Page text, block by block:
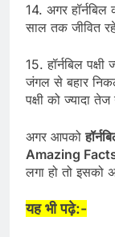
14. अगर
साल तक जीवित
15. हॉर्नबिल
जंगल से बहार
पक्षी को ज्यादा
अगर आपको
Amazing
लगा हो तो इसको
यह भी पढ़े:-